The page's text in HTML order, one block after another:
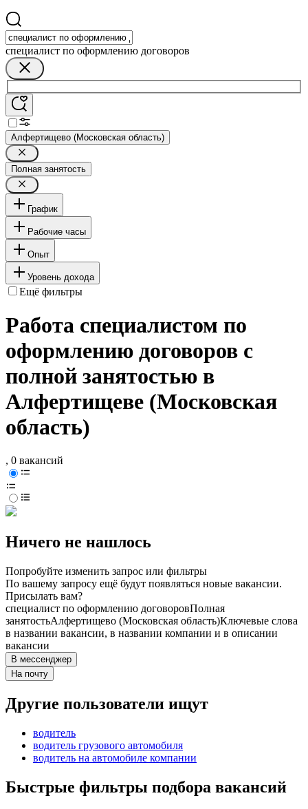
специалист по оформлению договоров
Алфертищево (Московская область)
Полная занятость
График
Рабочие часы
Опыт
Уровень дохода
Ещё фильтры
Работа специалистом по
оформлению договоров с
полной занятостью в
Алфертищеве (Московская
область)
, 0 вакансий
Ничего не нашлось
Попробуйте изменить запрос или фильтры
По вашему запросу ещё будут появляться новые вакансии.
Присылать вам?
специалист по оформлению договоровПолная
занятостьАлфертищево (Московская область)Ключевые слова
в названии вакансии, в названии компании и в описании
вакансии
В мессенджер
На почту
Другие пользователи ищут
водитель
водитель грузового автомобиля
водитель на автомобиле компании
Быстрые фильтры подбора вакансий